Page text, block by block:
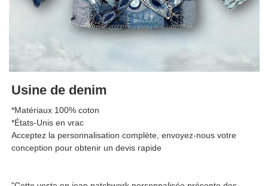
Usine de denim
*Matériaux 100% coton
*États-Unis en vrac
Acceptez la personnalisation complète, envoyez-nous votre
conception pour obtenir un devis rapide